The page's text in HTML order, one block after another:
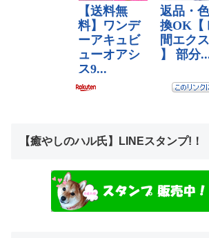
【癒やしのハル氏】LINEスタンプ!！